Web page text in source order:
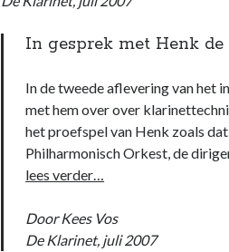
In gesprek met Henk de
In de tweede aflevering van het
met hem over over
het proefspel van Henk zoals
Philharmonisch Orkest, de
lees verder…
Door Kees Vos
De Klarinet, juli 2007